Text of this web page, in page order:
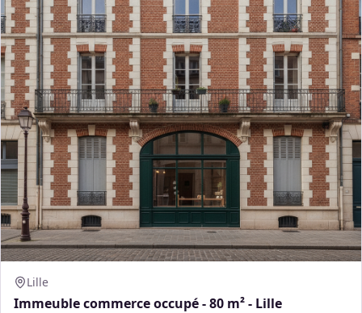
Lille
Immeuble commerce occupé - 80 m² - Lille